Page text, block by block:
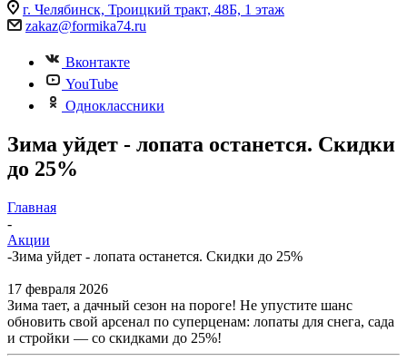
г. Челябинск, Троицкий тракт, 48Б, 1 этаж
zakaz@formika74.ru
Вконтакте
YouTube
Одноклассники
Зима уйдет - лопата останется. Скидки
до 25%
Главная
-
Акции
-Зима уйдет - лопата останется. Скидки до 25%
17 февраля 2026
Зима тает, а дачный сезон на пороге! Не упустите шанс
обновить свой арсенал по суперценам: лопаты для снега, сада
и стройки — со скидками до 25%!